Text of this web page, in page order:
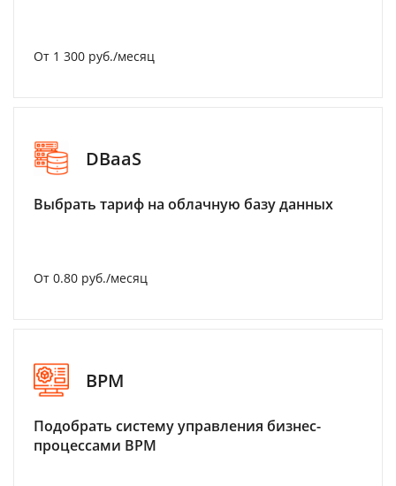
От 1 300 руб./месяц
DBaaS
Выбрать тариф на облачную базу данных
От 0.80 руб./месяц
BPM
Подобрать систему управления бизнес-
процессами BPM